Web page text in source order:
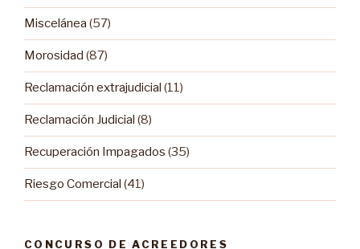
Miscelánea (57)
Morosidad (87)
Reclamación extrajudicial (11)
Reclamación Judicial (8)
Recuperación Impagados (35)
Riesgo Comercial (41)
CONCURSO DE ACREEDORES